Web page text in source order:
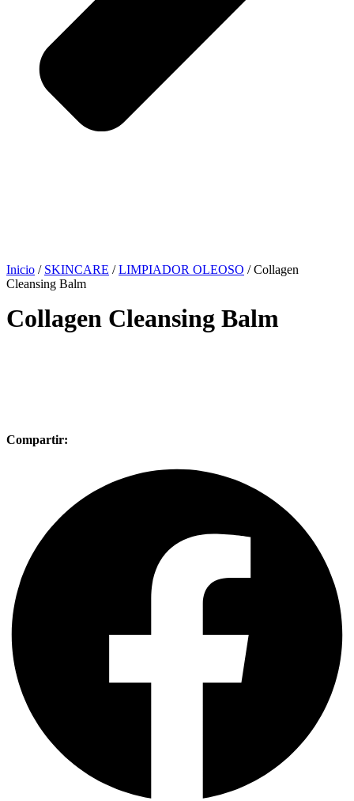
Inicio / SKINCARE /LIMPIADOR OLEOSO / Collagen
Cleansing Balm
Collagen Cleansing Balm
Compartir: